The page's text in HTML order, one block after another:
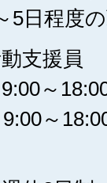
日程度の
支援員
～
～